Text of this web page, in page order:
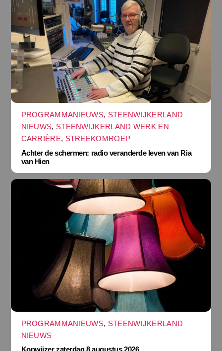
PROGRAMMANIEUWS, STEENWIJKERLAND
NIEUWS, STEENWIJKERLAND WERK EN
CARRIÈRE, STREEKOMROEP
Achter de schermen: radio veranderde leven van Ria
van Hien
PROGRAMMANIEUWS, STEENWIJKERLAND
NIEUWS